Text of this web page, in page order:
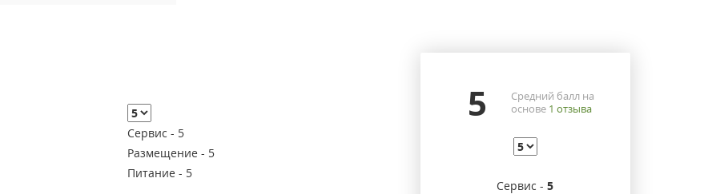
Сервис - 5
Размещение - 5
Питание - 5
5
Средний балл на
основе 1 отзыва
Сервис -5